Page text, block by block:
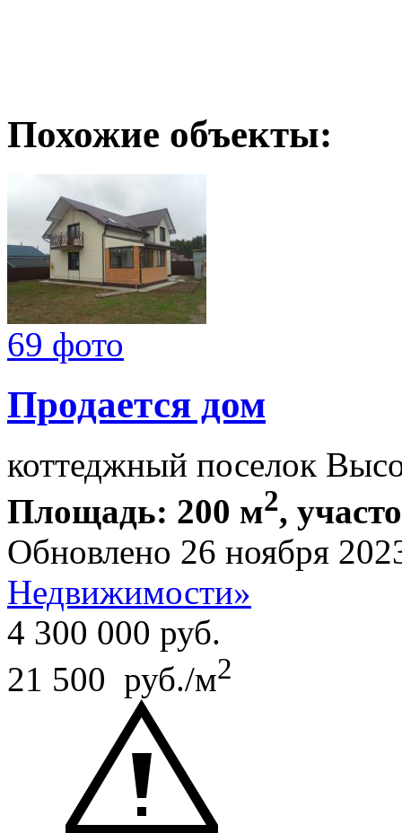
Похожие объекты:
69 фото
Продается дом
коттеджный поселок
Площадь: 200 м2,
Обновлено 26 ноября
Недвижимости»
4 300 000 руб.
21 500 руб./м2